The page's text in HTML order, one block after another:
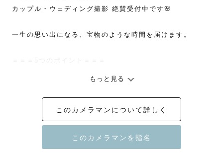
カップル・ウェディング撮影 絶賛受付中です🌸
一生の思い出になる、宝物のような時間を届けます。
＝＝＝5つのポイント＝＝＝
１、ウェディング・カップルフォト
おふたりの空気感を大切に、一生見返したくなるウェディ
ング・カップルフォトをお任せください。
もっと見る
このカメラマンについて詳しく